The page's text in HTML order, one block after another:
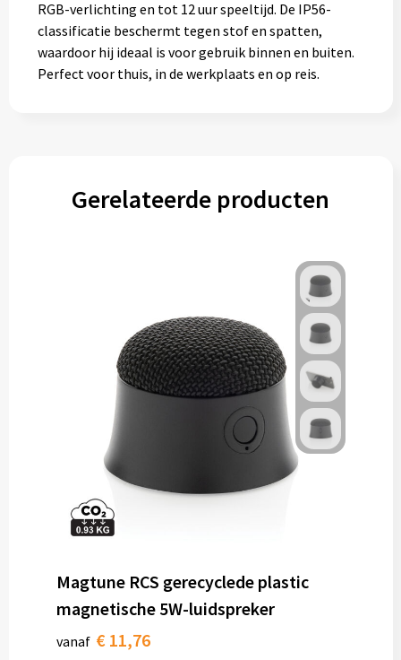
RGB-verlichting en tot 12 uur speeltijd. De IP56-
classificatie beschermt tegen stof en spatten,
waardoor hij ideaal is voor gebruik binnen en buiten.
Perfect voor thuis, in de werkplaats en op reis.
Gerelateerde producten
Magtune RCS gerecyclede plastic
magnetische 5W-luidspreker
vanaf € 11,76